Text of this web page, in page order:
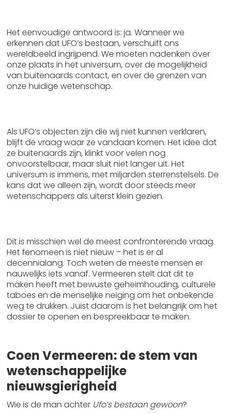
Het eenvoudige antwoord is: ja. Wanneer we
erkennen dat UFO’s bestaan, verschuift ons
wereldbeeld ingrijpend. We moeten nadenken over
onze plaats in het universum, over de mogelijkheid
van buitenaards contact, en over de grenzen van
onze huidige wetenschap.
Als UFO’s objecten zijn die wij niet kunnen verklaren,
blijft de vraag waar ze vandaan komen. Het idee dat
ze buitenaards zijn, klinkt voor velen nog
onvoorstelbaar, maar sluit niet langer uit. Het
universum is immens, met miljarden sterrenstelsels. De
kans dat we alleen zijn, wordt door steeds meer
wetenschappers als uiterst klein gezien.
Dit is misschien wel de meest confronterende vraag.
Het fenomeen is niet nieuw – het is er al
decennialang. Toch weten de meeste mensen er
nauwelijks iets vanaf. Vermeeren stelt dat dit te
maken heeft met bewuste geheimhouding, culturele
taboes en de menselijke neiging om het onbekende
weg te drukken. Juist daarom is het belangrijk om het
dossier te openen en bespreekbaar te maken.
Coen Vermeeren: de stem van
wetenschappelijke
nieuwsgierigheid
Wie is de man achter Ufo’s bestaan gewoon?